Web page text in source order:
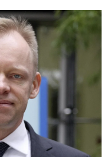
pensa […]